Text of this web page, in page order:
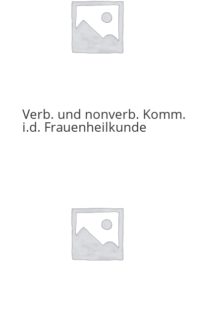
Verb. und nonverb. Komm.
i.d. Frauenheilkunde